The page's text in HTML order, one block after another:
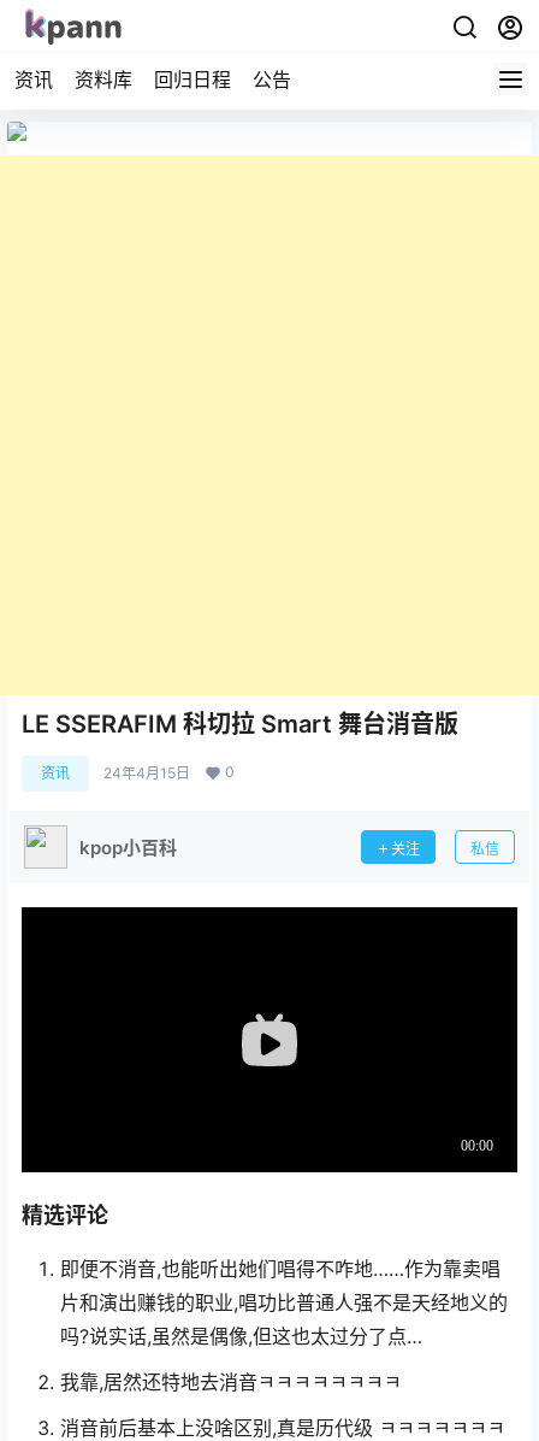
资讯 资料库 回归日程 公告
LE SSERAFIM 科切拉 Smart 舞台消音版
资讯 24年4月15日 0
kpop小百科 关注 私信
精选评论
即便不消音,也能听出她们唱得不咋地……作为靠卖唱
片和演出赚钱的职业,唱功比普通人强不是天经地义的
吗?说实话,虽然是偶像,但这也太过分了点…
我靠,居然还特地去消音ㅋㅋㅋㅋㅋㅋㅋㅋ
消音前后基本上没啥区别,真是历代级 ㅋㅋㅋㅋㅋㅋㅋ